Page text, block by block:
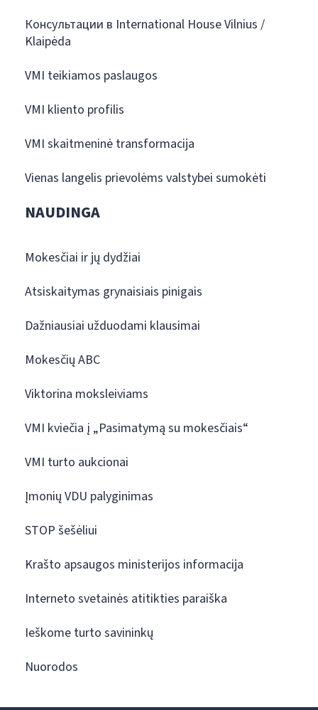
Консультации в International House Vilnius /
Klaipėda
VMI teikiamos paslaugos
VMI kliento profilis
VMI skaitmeninė transformacija
Vienas langelis prievolėms valstybei sumokėti
NAUDINGA
Mokesčiai ir jų dydžiai
Atsiskaitymas grynaisiais pinigais
Dažniausiai užduodami klausimai
Mokesčių ABC
Viktorina moksleiviams
VMI kviečia į „Pasimatymą su mokesčiais“
VMI turto aukcionai
Įmonių VDU palyginimas
STOP šešėliui
Krašto apsaugos ministerijos informacija
Interneto svetainės atitikties paraiška
Ieškome turto savininkų
Nuorodos